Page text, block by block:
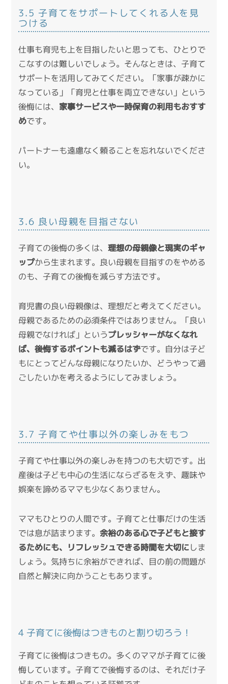
3.5 子育てをサポートしてくれる人を見
つける
仕事も育児も上を目指したいと思っても、ひとりで
こなすのは難しいでしょう。そんなときは、子育て
サポートを活用してみてください。「家事が疎かに
なっている」「育児と仕事を両立できない」という
後悔には、 家事サービスや一時保育の利用もおすす
めです。
パートナーも遠慮なく頼ることを忘れないでくださ
い。
3.6 良い母親を目指さない
子育ての後悔の多くは、理想の母親像と現実のギャ
ップから生まれます。良い母親を目指すのをやめる
のも、子育ての後悔を減らす方法です。
育児書の良い母親像は、理想だと考えてください。
母親であるための必須条件ではありません。「良い
母親でなければ」というプレッシャーがなくなれ
ば、後悔するポイントも減るはずです。自分は子ど
もにとってどんな母親になりたいか、どうやって過
ごしたいかを考えるようにしてみましょう。
3.7 子育てや仕事以外の楽しみをもつ
子育てや仕事以外の楽しみを持つのも大切です。出
産後は子ども中心の生活にならざるをえず、趣味や
娯楽を諦めるママも少なくありません。
ママもひとりの人間です。子育てと仕事だけの生活
では息が詰まります。余裕のある心で子どもと接す
るためにも、リフレッシュできる時間を大切にしま
しょう。気持ちに余裕ができれば、目の前の問題が
自然と解決に向かうこともあります。
4 子育てに後悔はつきものと割り切ろう！
子育てに後悔はつきもの。多くのママが子育てに後
悔しています。子育てで後悔するのは、それだけ子